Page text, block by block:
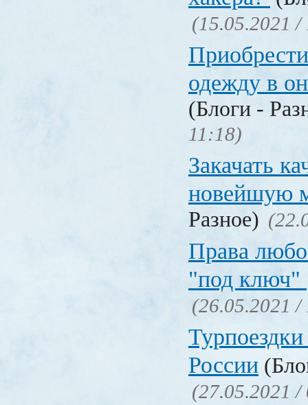
(15.05.2021 /
одежду в
(Блоги -
11:18)
Закачать
новейшую
Разное)
Права
"под ключ"
(26.05.2021 /
России
(27.05.2021 /